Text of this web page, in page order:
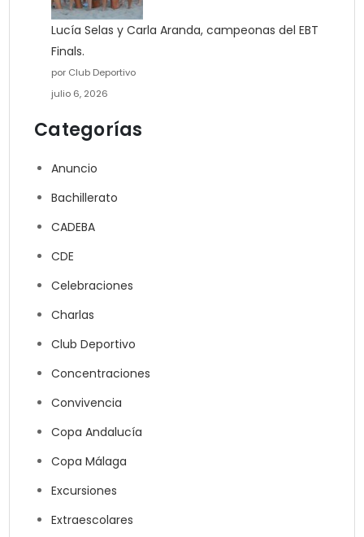
Lucía Selas y Carla Aranda, campeonas del EBT
Finals.
por Club Deportivo
julio 6, 2026
Categorías
Anuncio
Bachillerato
CADEBA
CDE
Celebraciones
Charlas
Club Deportivo
Concentraciones
Convivencia
Copa Andalucía
Copa Málaga
Excursiones
Extraescolares